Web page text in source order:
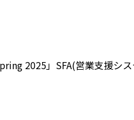
2025」SFA(営業支援シ